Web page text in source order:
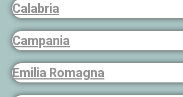
Calabria
Campania
Emilia Romagna